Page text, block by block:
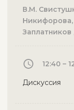
В.М.
Никифорова,
12:40 –
Дискуссия